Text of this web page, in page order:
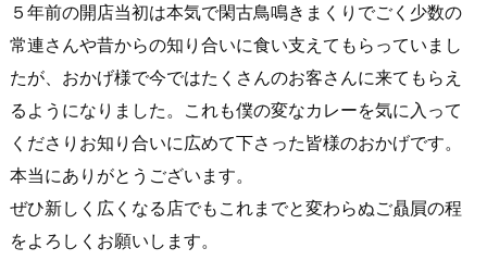
５年前の開店当初は本気で閑古鳥鳴きまくりでごく少数の
常連さんや昔からの知り合いに食い支えてもらっていまし
たが、おかげ様で今ではたくさんのお客さんに来てもらえ
るようになりました。これも僕の変なカレーを気に入って
くださりお知り合いに広めて下さった皆様のおかげです。
本当にありがとうございます。
ぜひ新しく広くなる店でもこれまでと変わらぬご贔屓の程
をよろしくお願いします。